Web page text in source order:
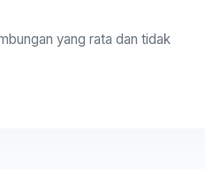
yang rata dan tidak